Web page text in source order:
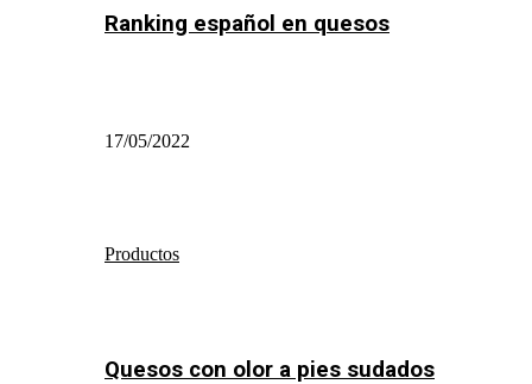
Ranking español en quesos
17/05/2022
Productos
Quesos con olor a pies sudados